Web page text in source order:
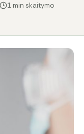
1 min skaitymo